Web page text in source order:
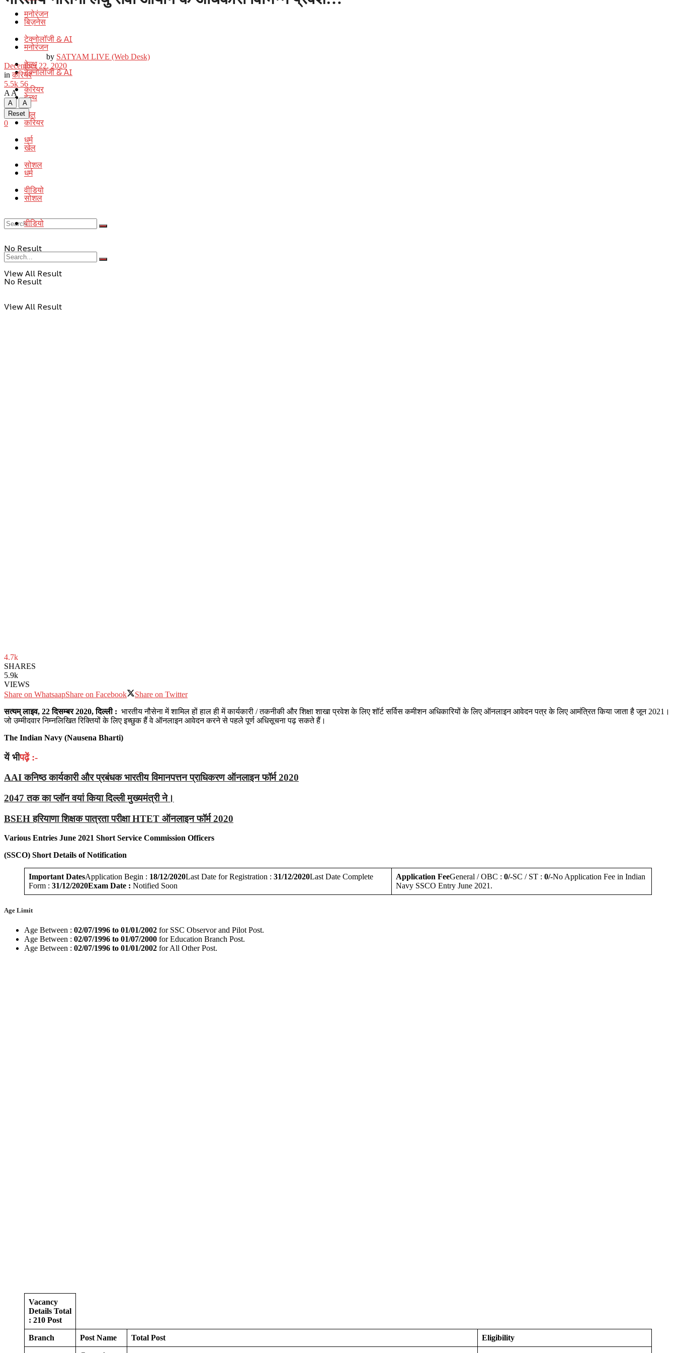
मनोरंजन
टेक्नोलॉजी & AI
हेल्थ
करियर
खेल
धर्म
सोशल
वीडियो
No Result
View All Result
बिज़नेस
मनोरंजन
टेक्नोलॉजी & AI
हेल्थ
करियर
खेल
धर्म
सोशल
वीडियो
No Result
View All Result
by SATYAM LIVE (Web Desk)
December 22, 2020
in करियर
5.5k 56
A A
A
A
Reset
0
4.7k
SHARES
5.9k
VIEWS
Share on WhatsaapShare on Facebook
Share on Twitter
सत्‍यम् लाइव, 22 दिसम्बर 2020, दिल्ली : भारतीय नौसेना में शामिल हों हाल ही में कार्यकारी / तकनीकी और शिक्षा शाखा प्रवेश के लिए शॉर्ट सर्विस कमीशन अधिकारियों के लिए ऑनलाइन आवेदन पत्र के लिए आमंत्रित किया जाता है जून 2021।
जो उम्मीदवार निम्नलिखित रिक्तियों के लिए इच्छुक हैं वे ऑनलाइन आवेदन करने से पहले पूर्ण अधिसूचना पढ़ सकते हैं।
The Indian Navy (Nausena Bharti)
यें भीपढ़ें :-
AAI कनिष्ठ कार्यकारी और प्रबंधक भारतीय विमानपत्तन प्राधिकरण ऑनलाइन फॉर्म 2020
2047 तक का प्लॉन वयां किया दिल्ली मुख्यमंत्री ने।
BSEH हरियाणा शिक्षक पात्रता परीक्षा HTET ऑनलाइन फॉर्म 2020
Various Entries June 2021 Short Service Commission Officers
(SSCO) Short Details of Notification
Important DatesApplication Begin : 18/12/2020Last Date for Registration : 31/12/2020Last Date Complete
Form : 31/12/2020Exam Date : Notified Soon
Application FeeGeneral / OBC : 0/-SC / ST : 0/-No Application Fee in Indian
Navy SSCO Entry June 2021.
Age Limit
Age Between : 02/07/1996 to 01/01/2002 for SSC Observor and Pilot Post.
Age Between : 02/07/1996 to 01/07/2000 for Education Branch Post.
Age Between : 02/07/1996 to 01/01/2002 for All Other Post.
Vacancy
Details Total
: 210 Post
Branch Post Name Total Post Eligibility